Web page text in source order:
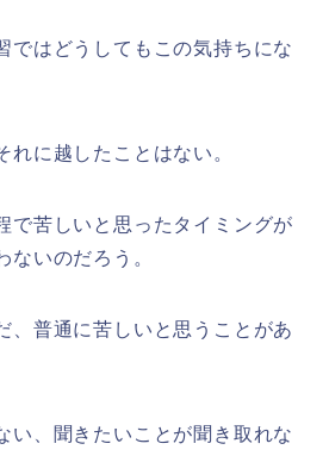
ではどうしてもこの気持ちにな
れに越したことはない。
で苦しいと思ったタイミングが
ないのだろう。
、普通に苦しいと思うことがあ
い、聞きたいことが聞き取れな